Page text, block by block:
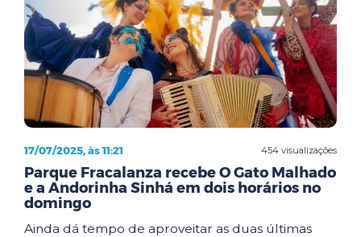
454 visualizações
17/07/2025, às 11:21
Parque Fracalanza recebe O Gato Malhado
e a Andorinha Sinhá em dois horários no
domingo
Ainda dá tempo de aproveitar as duas últimas